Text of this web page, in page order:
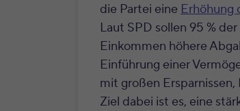
die Partei eine Erhöhung
Laut SPD sollen 95 %
Einkommen höhere
Einführung einer
mit großen
Ziel dabei ist es, eine